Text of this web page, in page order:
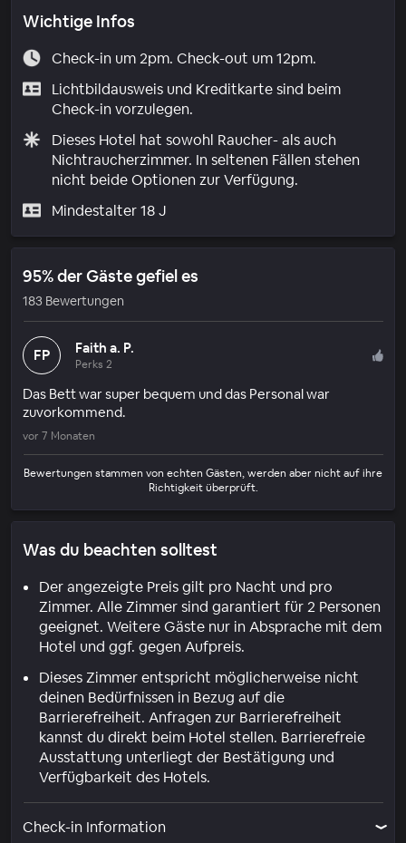
Wichtige Infos
Check-in um 2pm. Check-out um 12pm.
Lichtbildausweis und Kreditkarte sind beim
Check-in vorzulegen.
Dieses Hotel hat sowohl Raucher- als auch
Nichtraucherzimmer. In seltenen Fällen stehen
nicht beide Optionen zur Verfügung.
Mindestalter 18 J
95% der Gäste gefiel es
183 Bewertungen
FP Faith a. P.
Perks 2
Das Bett war super bequem und das Personal war
zuvorkommend.
vor 7 Monaten
Bewertungen stammen von echten Gästen, werden aber nicht auf ihre
Richtigkeit überprüft.
Was du beachten solltest
Der angezeigte Preis gilt pro Nacht und pro
Zimmer. Alle Zimmer sind garantiert für 2 Personen
geeignet. Weitere Gäste nur in Absprache mit dem
Hotel und ggf. gegen Aufpreis.
Dieses Zimmer entspricht möglicherweise nicht
deinen Bedürfnissen in Bezug auf die
Barrierefreiheit. Anfragen zur Barrierefreiheit
kannst du direkt beim Hotel stellen. Barrierefreie
Ausstattung unterliegt der Bestätigung und
Verfügbarkeit des Hotels.
Check-in Information